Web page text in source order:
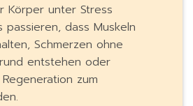
Körper unter Stress
passieren, dass Muskeln
Schmerzen ohne
entstehen oder
zum